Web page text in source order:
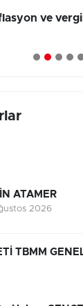
yatırımı,
ATAMER
2026
TBMM